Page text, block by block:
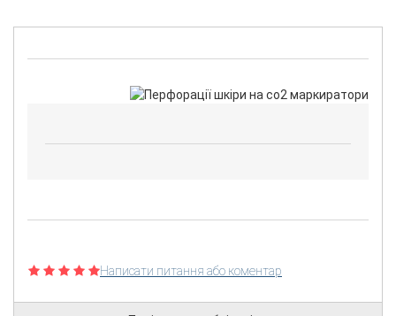
Написати питання або коментар